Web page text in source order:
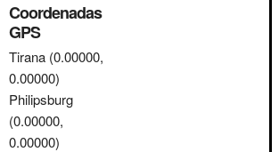
Coordenadas
GPS
Tirana (0.00000,
0.00000)
Philipsburg
(0.00000,
0.00000)